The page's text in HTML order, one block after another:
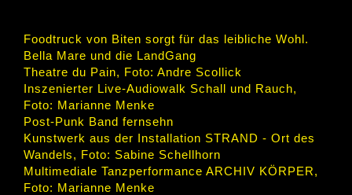
Foodtruck von Biten sorgt für das leibliche Wohl.
Bella Mare und die LandGang
Theatre du Pain, Foto: Andre Scollick
Inszenierter Live-Audiowalk Schall und Rauch,
Foto: Marianne Menke
Post-Punk Band fernsehn
Kunstwerk aus der Installation STRAND - Ort des
Wandels, Foto: Sabine Schellhorn
Multimediale Tanzperformance ARCHIV KÖRPER,
Foto: Marianne Menke